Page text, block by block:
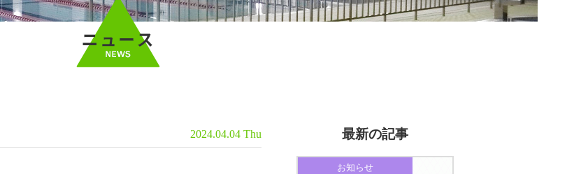
2024.04.04 Thu 最新の記事
お知らせ